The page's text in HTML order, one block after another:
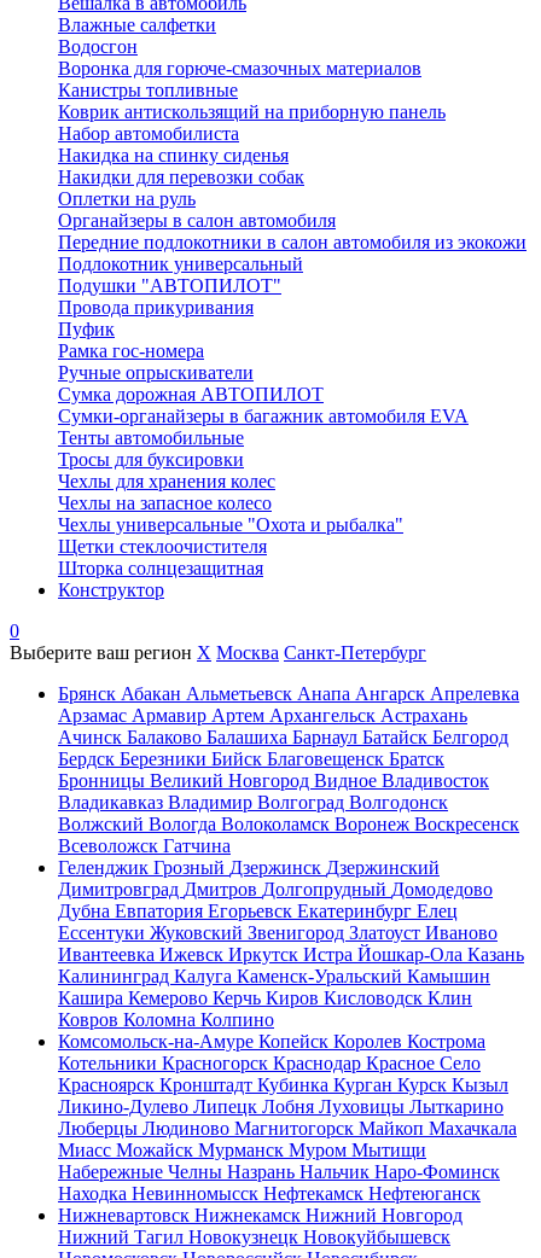
Влажные салфетки
Водосгон
Воронка для горюче-смазочных материалов
Канистры топливные
Коврик антискользящий на приборную панель
Набор автомобилиста
Накидка на спинку сиденья
Накидки для перевозки собак
Оплетки на руль
Органайзеры в салон автомобиля
Передние подлокотники в салон автомобиля из экокожи
Подлокотник универсальный
Подушки "АВТОПИЛОТ"
Провода прикуривания
Пуфик
Рамка гос-номера
Ручные опрыскиватели
Сумка дорожная АВТОПИЛОТ
Сумки-органайзеры в багажник автомобиля EVA
Тенты автомобильные
Тросы для буксировки
Чехлы для хранения колес
Чехлы на запасное колесо
Чехлы универсальные "Охота и рыбалка"
Щетки стеклоочистителя
Шторка солнцезащитная
Конструктор
0
Выберите ваш регион X Москва Санкт-Петербург
Брянск Абакан Альметьевск Анапа Ангарск Апрелевка
Арзамас Армавир Артем Архангельск Астрахань
Ачинск Балаково Балашиха Барнаул Батайск Белгород
Бердск Березники Бийск Благовещенск Братск
Бронницы Великий Новгород Видное Владивосток
Владикавказ Владимир Волгоград Волгодонск
Волжский Вологда Волоколамск Воронеж Воскресенск
Всеволожск Гатчина
Геленджик Грозный Дзержинск Дзержинский
Димитровград Дмитров Долгопрудный Домодедово
Дубна Евпатория Егорьевск Екатеринбург Елец
Ессентуки Жуковский Звенигород Златоуст Иваново
Ивантеевка Ижевск Иркутск Истра Йошкар-Ола Казань
Калининград Калуга Каменск-Уральский Камышин
Кашира Кемерово Керчь Киров Кисловодск Клин
Ковров Коломна Колпино
Комсомольск-на-Амуре Копейск Королев Кострома
Котельники Красногорск Краснодар Красное Село
Красноярск Кронштадт Кубинка Курган Курск Кызыл
Ликино-Дулево Липецк Лобня Луховицы Лыткарино
Люберцы Людиново Магнитогорск Майкоп Махачкала
Миасс Можайск Мурманск Муром Мытищи
Набережные Челны Назрань Нальчик Наро-Фоминск
Находка Невинномысск Нефтекамск Нефтеюганск
Нижневартовск Нижнекамск Нижний Новгород
Нижний Тагил Новокузнецк Новокуйбышевск